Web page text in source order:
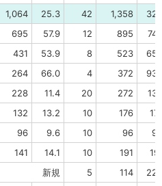
1,064 25.3 42 1,358
695 57.9 12 895
431 53.9 8 523
264 66.0 4 372
228 11.4 20 272
132 13.2 10 176
96 9.6 10 96
141 14.1 10 191
新規 5 114